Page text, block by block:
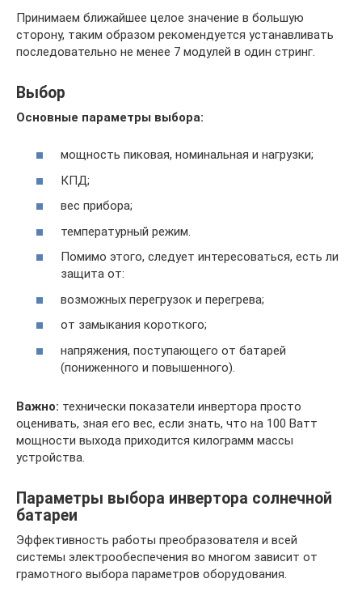
Принимаем ближайшее целое значение в большую
сторону, таким образом рекомендуется устанавливать
последовательно не менее 7 модулей в один стринг.
Выбор
Основные параметры выбора:
мощность пиковая, номинальная и нагрузки;
КПД;
вес прибора;
температурный режим.
Помимо этого, следует интересоваться, есть ли
защита от:
возможных перегрузок и перегрева;
от замыкания короткого;
напряжения, поступающего от батарей
(пониженного и повышенного).
Важно: технически показатели инвертора просто
оценивать, зная его вес, если знать, что на 100 Ватт
мощности выхода приходится килограмм массы
устройства.
Параметры выбора инвертора солнечной
батареи
Эффективность работы преобразователя и всей
системы электрообеспечения во многом зависит от
грамотного выбора параметров оборудования.